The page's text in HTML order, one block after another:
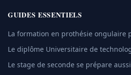
GUIDES ESSENTIELS
La formation en prothésie ongulaire
Le diplôme Universitaire de
Le stage de seconde se prépare